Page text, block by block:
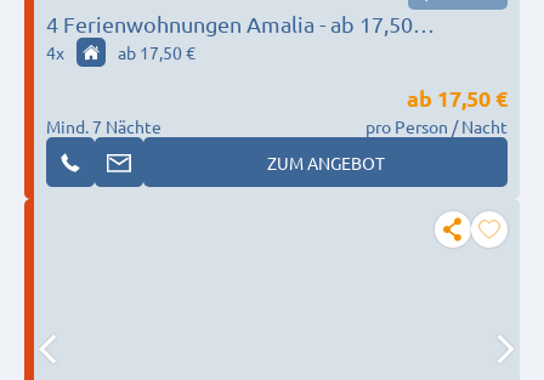
4 Ferienwohnungen Amalia - ab 17,50
Euro/Person
4x ab 17,50 €
Mind. 7 Nächte
ab 17,50 €
pro Person / Nacht
ZUM ANGEBOT